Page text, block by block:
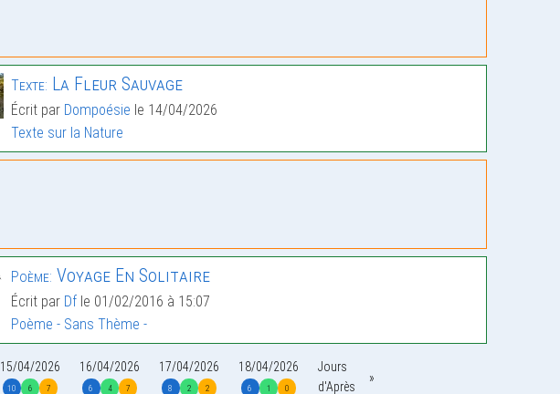
Texte: La Fleur Sauvage
Écrit par Dompoésie le 14/04/2026
Texte sur la Nature
Poème: Voyage En Solitaire
Écrit par Df le 01/02/2016 à 15:07
Poème - Sans Thème -
15/04/2026
10 6 7
16/04/2026
6 4 7
17/04/2026
8 2 2
18/04/2026
6 1 0
Jours
d'Après